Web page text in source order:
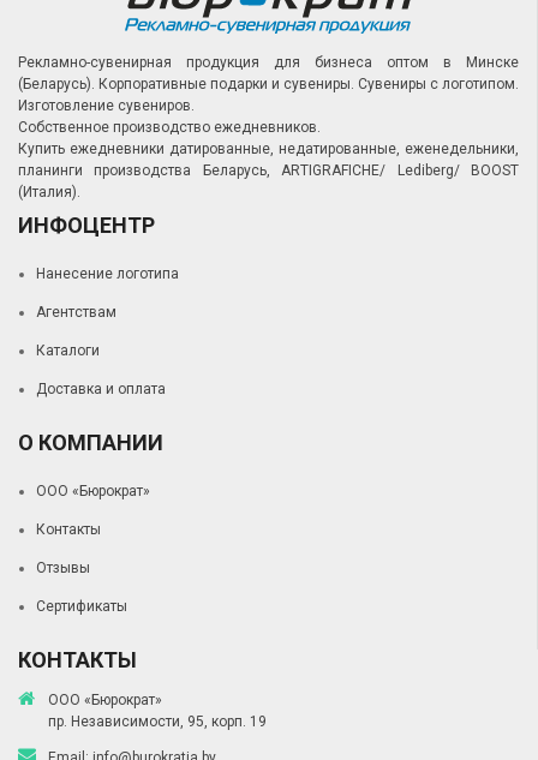
Рекламно-сувенирная продукция для бизнеса оптом в Минске
(Беларусь). Корпоративные подарки и сувениры. Сувениры с логотипом.
Изготовление сувениров.
Собственное производство ежедневников.
Купить ежедневники датированные, недатированные, еженедельники,
планинги производства Беларусь, ARTIGRAFICHE/ Lediberg/ BOOST
(Италия).
ИНФОЦЕНТР
Нанесение логотипа
Агентствам
Каталоги
Доставка и оплата
О КОМПАНИИ
ООО «Бюрократ»
Контакты
Отзывы
Сертификаты
КОНТАКТЫ
ООО «Бюрократ»
пр. Независимости, 95, корп. 19